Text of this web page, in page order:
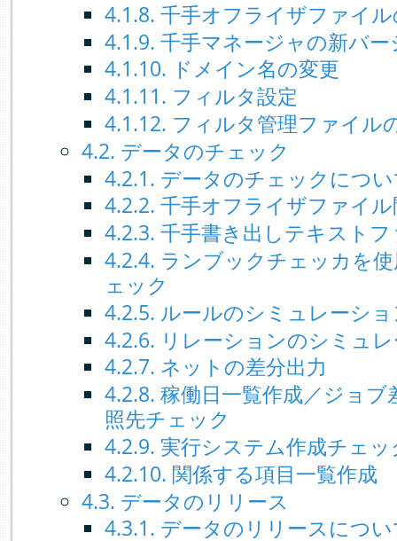
4.1.8. 千手オフライザファイ
4.1.9. 千手マネージャの新バ
4.1.10. ドメイン名の変更
4.1.11. フィルタ設定
4.1.12. フィルタ管理ファイル
4.2. データのチェック
4.2.1. データのチェックにつ
4.2.2. 千手オフライザファイ
4.2.3. 千手書き出しテキスト
4.2.4. ランブックチェッカを
ェック
4.2.5. ルールのシミュレーシ
4.2.6. リレーションのシミュ
4.2.7. ネットの差分出力
4.2.8. 稼働日一覧作成／ジョ
照先チェック
4.2.9. 実行システム作成チェッ
4.2.10. 関係する項目一覧作成
4.3. データのリリース
4.3.1. データのリリースにつ